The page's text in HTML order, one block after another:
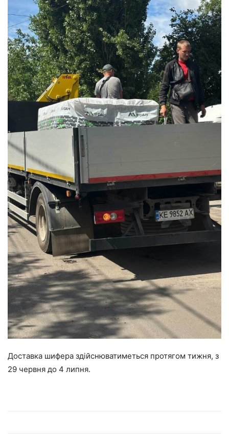
Доставка шифера здійснюватиметься протягом тижня, з
29 червня до 4 липня.